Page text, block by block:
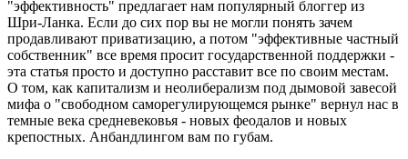
"эффективность" предлагает нам популярный блоггер из
Шри-Ланка. Если до сих пор вы не могли понять зачем
продавливают приватизацию, а потом "эффективные частный
собственник" все время просит государственной поддержки -
эта статья просто и доступно расставит все по своим местам.
О том, как капитализм и неолиберализм под дымовой завесой
мифа о "свободном саморегулирующемся рынке" вернул нас в
темные века средневековья - новых феодалов и новых
крепостных. Анбандлингом вам по губам.